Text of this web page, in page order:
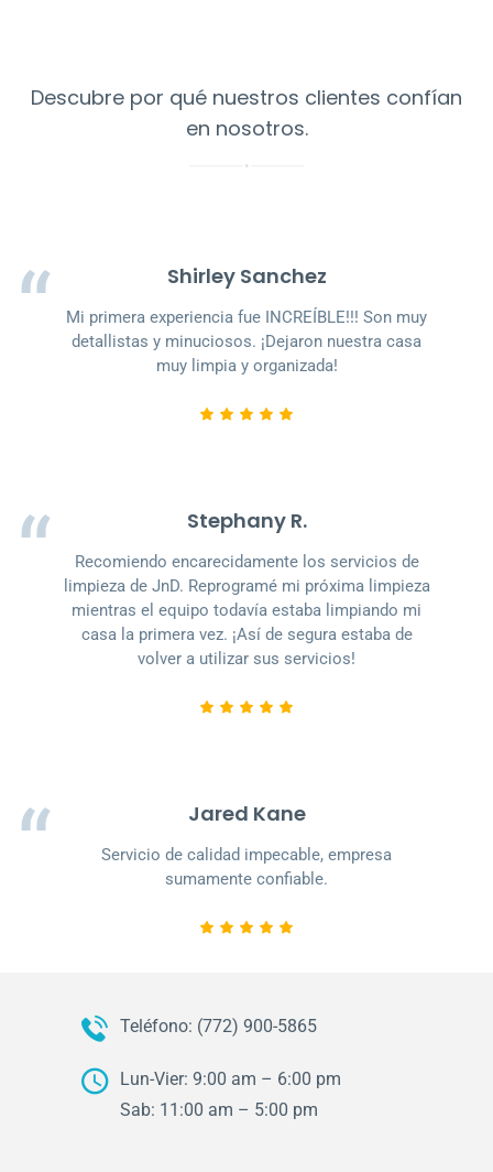
Descubre por qué nuestros clientes confían
en nosotros.
Shirley Sanchez
Mi primera experiencia fue INCREÍBLE!!! Son muy
detallistas y minuciosos. ¡Dejaron nuestra casa
muy limpia y organizada!
Stephany R.
Recomiendo encarecidamente los servicios de
limpieza de JnD. Reprogramé mi próxima limpieza
mientras el equipo todavía estaba limpiando mi
casa la primera vez. ¡Así de segura estaba de
volver a utilizar sus servicios!
Jared Kane
Servicio de calidad impecable, empresa
sumamente confiable.
Teléfono: (772) 900-5865
Lun-Vier: 9:00 am – 6:00 pm
Sab: 11:00 am – 5:00 pm